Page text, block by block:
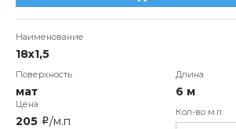
18х1,5
мат 6 м
205 i/м.п